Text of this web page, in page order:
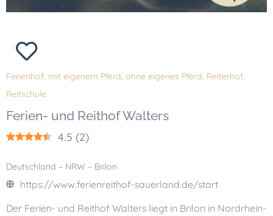
Ferienhof mit eigenem Pferd ohne eigenes Pferd Reiterhof
Reitschule
Ferien- und Reithof Walters
4.5 (2)
Deutschland – NRW – Brilon
https://www.ferienreithof-sauerland.de/start
Der Ferien- und Reithof Walters liegt in Brilon in Nordrhein-